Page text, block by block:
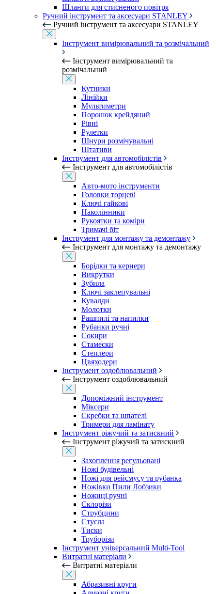
Шланги для стисненого повітря
Ручний інструмент та аксесуари STANLEY
Ручний інструмент та аксесуари STANLEY
Інструмент вимірювальний та розмічальний
Інструмент вимірювальний та
розмічальний
Кутники
Лінійки
Мультиметри
Порошок крейдяний
Рівні
Рулетки
Шнури розмічувальні
Штативи
Інструмент для автомобілістів
Інструмент для автомобілістів
Авто-мото інструменти
Головки торцеві
Ключі гайкові
Наколінники
Рукоятки та коміри
Тримачі біт
Інструмент для монтажу та демонтажу
Інструмент для монтажу та демонтажу
Борідки та кернери
Викрутки
Зубила
Ключі заклепувальні
Кувалди
Молотки
Рашпилі та напилки
Рубанки ручні
Сокири
Стамески
Степлери
Цвяходери
Інструмент оздоблювальний
Інструмент оздоблювальний
Допоміжний інструмент
Міксери
Скребки та шпателі
Тримери для ламінату
Інструмент ріжучий та затискний
Інструмент ріжучий та затискний
Захоплення регульовані
Ножі будівельні
Ножі для рейсмусу та рубанка
Ножівки Пили Лобзики
Ножиці ручні
Склорізи
Струбцини
Стусла
Тиски
Труборізи
Інструмент універсальний Multi-Tool
Витратні матеріали
Витратні матеріали
Абразивні круги